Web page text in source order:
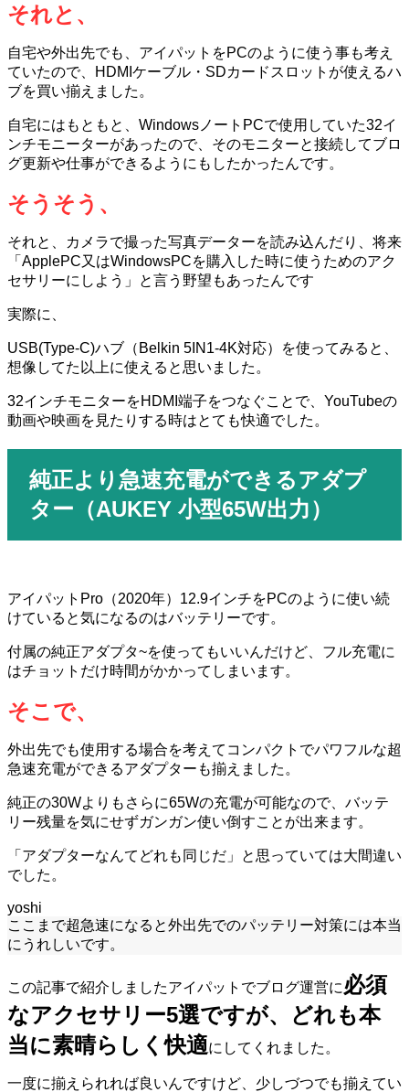
それと、
自宅や外出先でも、アイパットをPCのように使う事も考え
ていたので、HDMIケーブル・SDカードスロットが使えるハ
ブを買い揃えました。
自宅にはもともと、 Windows ノート PCで使用していた32イ
ンチモニーターがあったので、そのモニターと接続してブロ
グ更新や仕事ができるようにもしたかったんです。
そうそう、
それと、カメラで撮った写真データーを読み込んだり、将来
「ApplePC又はWindowsPCを購入した時に使うためのアク
セサリーにしよう」と言う野望もあったんです
実際に、
USB(Type-C)ハブ（ Belkin 5IN1-4K対応）を使ってみると、
想像してた以上に使えると思いました。
32インチモニターをHDMI端子をつなぐことで、YouTubeの
動画や映画を見たりする時はとても快適でした。
純正より急速充電ができるアダプ
ター（AUKEY 小型65W出力）
アイパット Pro （2020年） 12.9インチをPCのように使い続
けていると気になるのはバッテリーです。
付属の純正アダプタ~を使ってもいいんだけど、フル充電に
はチョットだけ時間がかかってしまいます。
そこで、
外出先でも使用する場合を考えてコンパクトでパワフルな超
急速充電ができるアダプターも揃えました。
純正の30Wよりもさらに65Wの充電が可能なので、バッテ
リー残量を気にせずガンガン使い倒すことが出来ます。
「アダプターなんてどれも同じだ」と思っていては大間違い
でした。
yoshi
ここまで超急速になると外出先でのパッテリー対策には本当
にうれしいです。
この記事で紹介しましたアイパットでブログ運営に必須
なアクセサリー5選ですが、
どれも本
当に素晴らしく快適にしてくれました。
一度に揃えられれば良いんですけど、少しづつでも揃えてい